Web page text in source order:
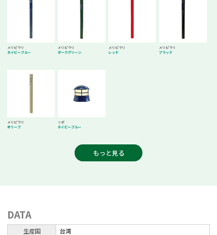
メリピラリ
ネイビーブルー
メリピラリ
ダークグリーン
メリピラリ
レッド
メリピラリ
ブラック
メリピラリ
オリーブ
ソポ
ネイビーブルー
もっと見る
DATA
生産国
台湾